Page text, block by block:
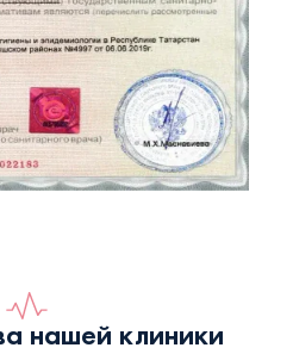
нашей клиники